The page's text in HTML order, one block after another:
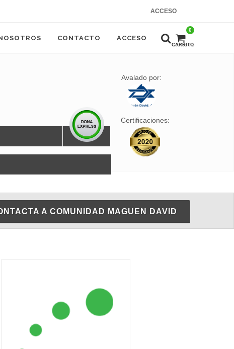
ACCESO
CONTACTO ACCESO
0
CARRITO
Avalado por:
Certificaciones:
A COMUNIDAD MAGUEN DAVID